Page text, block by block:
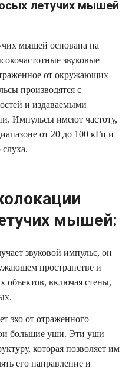
летучих мышей
мышей основана на
звуковые
от окружающих
производятся с
и издаваемыми
Импульсы имеют частоту,
от 20 до 100 кГц и
мышей:
звуковой импульс, он
пространстве и
объектов, включая стены,
эхо от отраженного
большие уши. Эти уши
которая позволяет им
его направление и